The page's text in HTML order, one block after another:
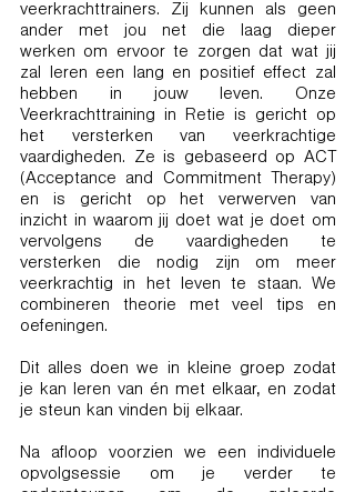
veerkrachttrainers. Zij kunnen als geen
ander met jou net die laag dieper
werken om ervoor te zorgen dat wat jij
zal leren een lang en positief effect zal
hebben in jouw leven. Onze
Veerkrachttraining in Retie is gericht op
het versterken van veerkrachtige
vaardigheden. Ze is gebaseerd op ACT
(Acceptance and Commitment Therapy)
en is gericht op het verwerven van
inzicht in waarom jij doet wat je doet om
vervolgens de vaardigheden te
versterken die nodig zijn om meer
veerkrachtig in het leven te staan. We
combineren theorie met veel tips en
oefeningen.
Dit alles doen we in kleine groep zodat
je kan leren van én met elkaar, en zodat
je steun kan vinden bij elkaar.
Na afloop voorzien we een individuele
opvolgsessie om je verder te